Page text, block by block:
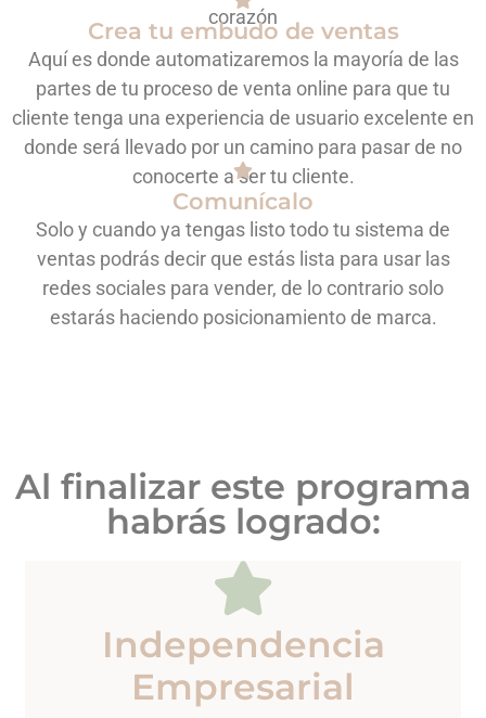
corazón
Crea tu embudo de ventas
Aquí es donde automatizaremos la mayoría de las
partes de tu proceso de venta online para que tu
cliente tenga una experiencia de usuario excelente en
donde será llevado por un camino para pasar de no
conocerte a ser tu cliente.
Comunícalo
Solo y cuando ya tengas listo todo tu sistema de
ventas podrás decir que estás lista para usar las
redes sociales para vender, de lo contrario solo
estarás haciendo posicionamiento de marca.
Al finalizar este programa
habrás logrado:
Independencia
Empresarial